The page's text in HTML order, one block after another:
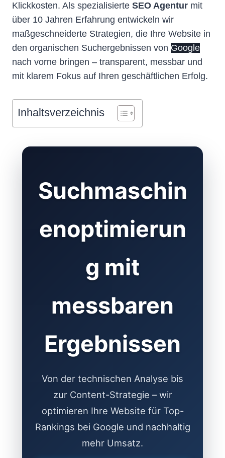
Klickkosten. Als spezialisierte SEO Agentur mit
über 10 Jahren Erfahrung entwickeln wir
maßgeschneiderte Strategien, die Ihre Website in
den organischen Suchergebnissen von Google
nach vorne bringen – transparent, messbar und
mit klarem Fokus auf Ihren geschäftlichen Erfolg.
Inhaltsverzeichnis
Suchmaschin
enoptimierun
g mit
messbaren
Ergebnissen
Von der technischen Analyse bis
zur Content-Strategie – wir
optimieren Ihre Website für Top-
Rankings bei Google und nachhaltig
mehr Umsatz.